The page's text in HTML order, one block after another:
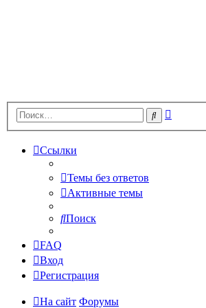
Поиск
Ссылки
Темы без ответов
Активные темы
Поиск
FAQ
Вход
Регистрация
На сайт Форумы